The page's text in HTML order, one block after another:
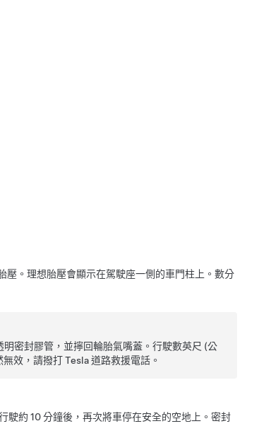
。理想胎壓會顯示在駕駛座一側的車門柱上。數分
密封膠管，並擰回輪胎氣嘴蓋。行駛數英尺 (公
效，請撥打 Tesla 道路救援電話。
駛約 10 分鐘後，再次將車停在安全的空地上。密封